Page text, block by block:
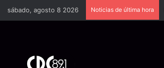
sábado, agosto 8 2026 Noticias de última hora